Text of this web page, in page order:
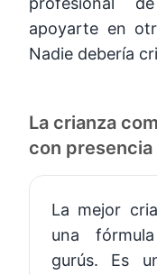
apoyarte en
Nadie debería
La crianza
con presencia
La mejor
una
gurús. Es